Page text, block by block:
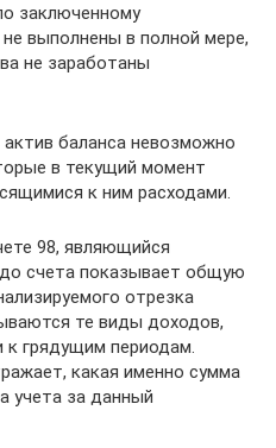
заключенному
выполнены в полной мере,
не заработаны
баланса невозможно
в текущий момент
к ним расходами.
98, являющийся
счета показывает общую
отрезка
те виды доходов,
грядущим периодам.
какая именно сумма
учета за данный